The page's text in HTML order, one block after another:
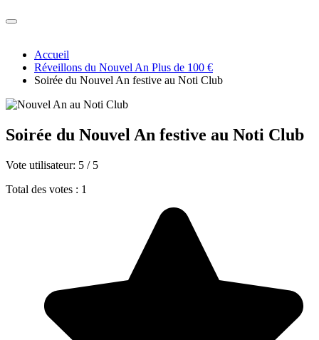
Accueil
Réveillons du Nouvel An Plus de 100 €
Soirée du Nouvel An festive au Noti Club
Soirée du Nouvel An festive au Noti Club
Vote utilisateur: 5 / 5
Total des votes : 1